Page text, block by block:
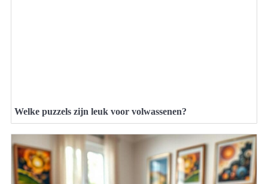
Welke puzzels zijn leuk voor volwassenen?